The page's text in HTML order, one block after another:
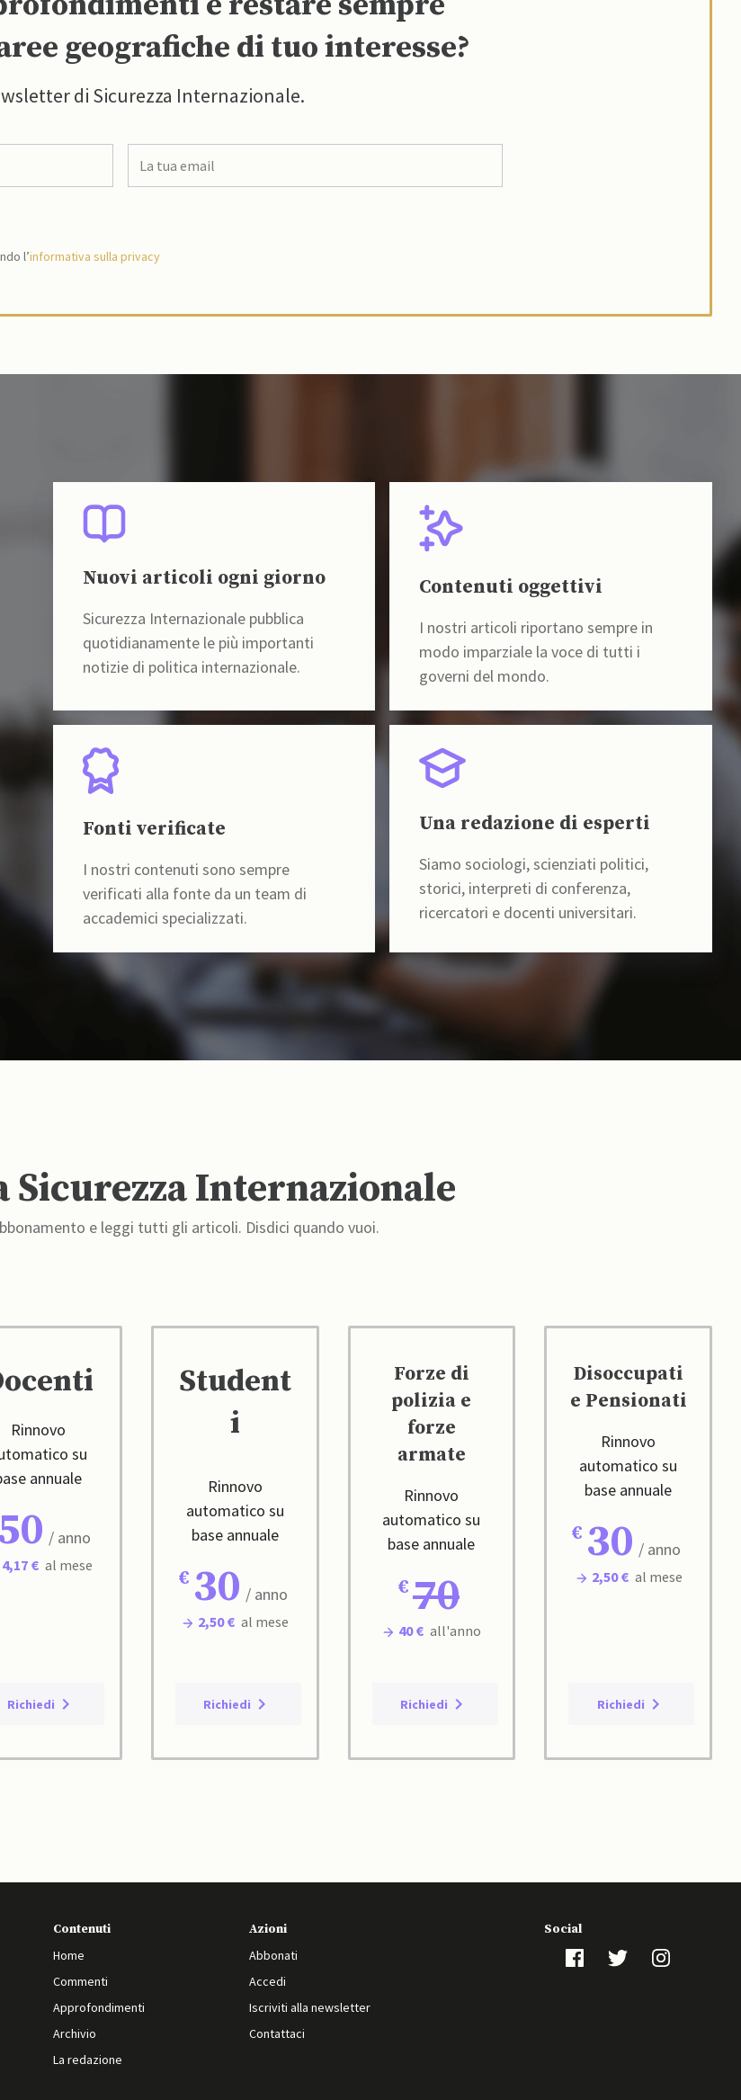
geografiche di tuo interesse?
di Sicurezza Internazionale.
l’informativa sulla privacy
Nuovi articoli ogni giorno
Sicurezza Internazionale pubblica
quotidianamente le più importanti
notizie di politica internazionale.
Contenuti oggettivi
I nostri articoli riportano sempre in
modo imparziale la voce di tutti i
governi del mondo.
Fonti verificate
I nostri contenuti sono sempre
verificati alla fonte da un team di
accademici specializzati.
Una redazione di esperti
Siamo sociologi, scienziati politici,
storici, interpreti di conferenza,
ricercatori e docenti universitari.
Sicurezza Internazionale
e leggi tutti gli articoli. Disdici quando vuoi.
Rinnovo
su
annuale
/ anno
4,17 € al mese
Richiedi
Student
i
Rinnovo
automatico su
base annuale
30 / anno
2,50 € al mese
Richiedi
Forze di
polizia e
forze
armate
Rinnovo
automatico su
base annuale
70
40 € all'anno
Richiedi
Disoccupati
e Pensionati
Rinnovo
automatico su
base annuale
30 / anno
2,50 € al mese
Richiedi
Contenuti
Home
Commenti
Approfondimenti
Archivio
La redazione
Azioni
Abbonati
Accedi
Iscriviti alla newsletter
Contattaci
Social